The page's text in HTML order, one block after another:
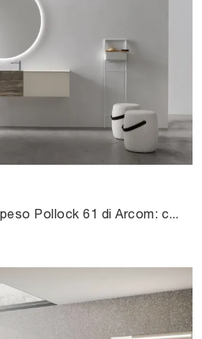
Mobile da Bagno sospeso Pollock 61 di Arcom: clicca e scopri di più su mobili bagno sospesi in laccato opaco e elementi accessori della firma.